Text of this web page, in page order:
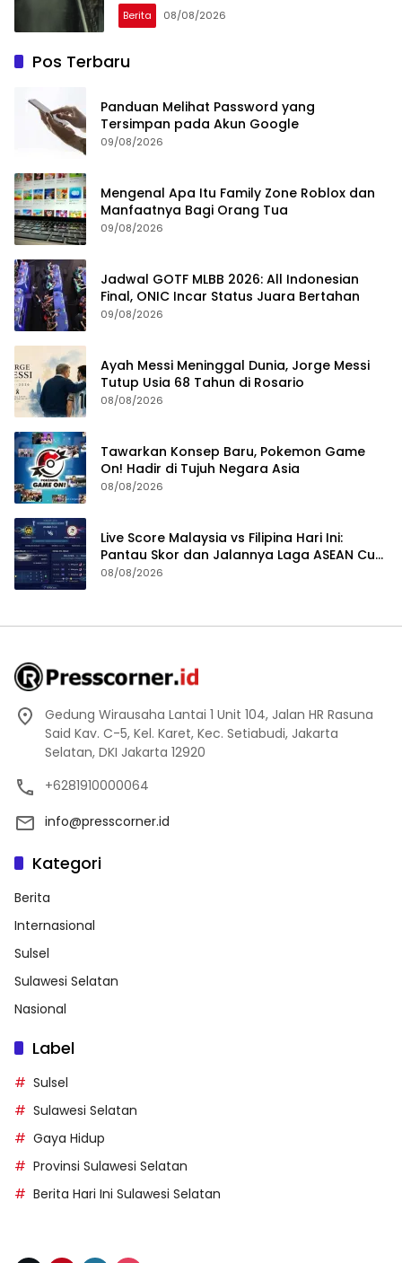
Berita 08/08/2026
Pos Terbaru
Panduan Melihat Password yang
Tersimpan pada Akun Google
09/08/2026
Mengenal Apa Itu Family Zone Roblox dan
Manfaatnya Bagi Orang Tua
09/08/2026
Jadwal GOTF MLBB 2026: All Indonesian
Final, ONIC Incar Status Juara Bertahan
09/08/2026
Ayah Messi Meninggal Dunia, Jorge Messi
Tutup Usia 68 Tahun di Rosario
08/08/2026
Tawarkan Konsep Baru, Pokemon Game
On! Hadir di Tujuh Negara Asia
08/08/2026
Live Score Malaysia vs Filipina Hari Ini:
Pantau Skor dan Jalannya Laga ASEAN Cup
2026
08/08/2026
Gedung Wirausaha Lantai 1 Unit 104, Jalan HR Rasuna
Said Kav. C-5, Kel. Karet, Kec. Setiabudi, Jakarta
Selatan, DKI Jakarta 12920
+6281910000064
info@presscorner.id
Kategori
Berita
Internasional
Sulsel
Sulawesi Selatan
Nasional
Label
Sulsel
Sulawesi Selatan
Gaya Hidup
Provinsi Sulawesi Selatan
Berita Hari Ini Sulawesi Selatan